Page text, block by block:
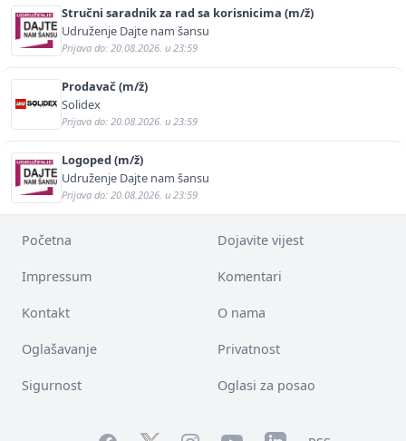
Stručni saradnik za rad sa korisnicima (m/ž)
Udruženje Dajte nam šansu
Prijava do: 20.08.2026. u 23:59
Prodavač (m/ž)
Solidex
Prijava do: 20.08.2026. u 23:59
Logoped (m/ž)
Udruženje Dajte nam šansu
Prijava do: 20.08.2026. u 23:59
Početna Dojavite vijest
Impressum Komentari
Kontakt O nama
Oglašavanje Privatnost
Sigurnost Oglasi za posao